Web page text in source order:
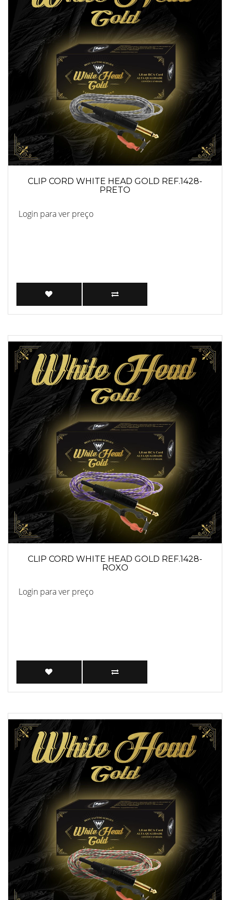
CLIP CORD WHITE HEAD GOLD REF.1428-
PRETO
Login para ver preço
CLIP CORD WHITE HEAD GOLD REF.1428-
ROXO
Login para ver preço